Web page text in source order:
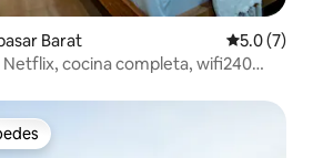
Barat
5.0 (7)
cocina completa, wifi240